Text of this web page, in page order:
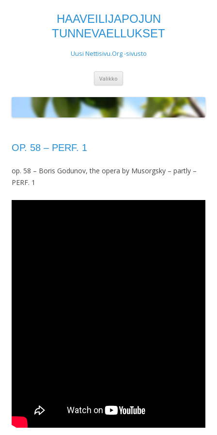
HAAVEILIJAPOJUN
TUNNEVAELLUKSET
Uusi Nettisivu.Org -sivusto
Valikko
OP. 58 – PERF. 1
op. 58 – Boris Godunov, the opera by Musorgsky – partly –
PERF. 1